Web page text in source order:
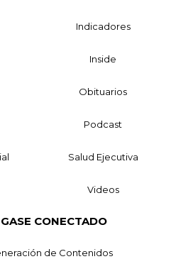
Indicadores
Inside
Obituarios
Podcast
Salud Ejecutiva
Videos
CONECTADO
de Contenidos